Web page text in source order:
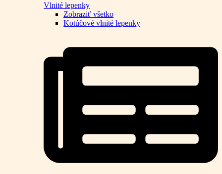
Vlnité lepenky
Zobraziť všetko
Kotúčové vlnité lepenky